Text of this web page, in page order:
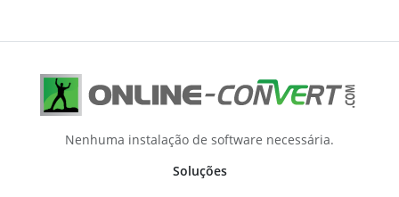
Nenhuma instalação de software necessária.
Soluções